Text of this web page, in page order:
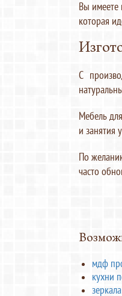
Вы имеете
которая
С
Мебель
и занятия
По
часто
мдф
кухни